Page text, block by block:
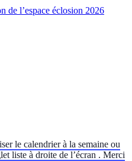
de l’espace éclosion 2026
le calendrier à la semaine ou
liste à droite de l’écran . Merci